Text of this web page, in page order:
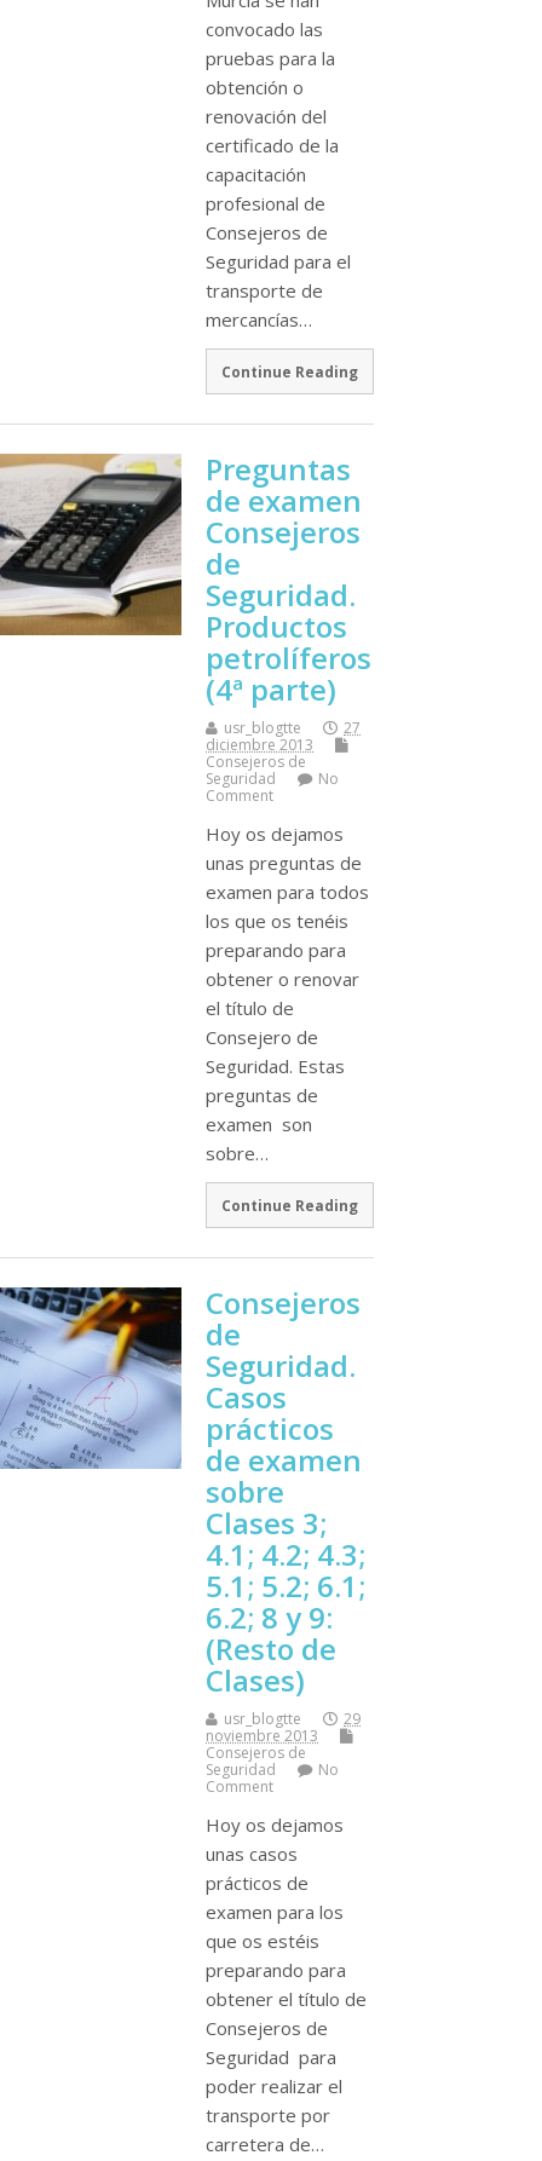
convocado las
pruebas para la
obtención o
renovación del
certificado de la
capacitación
profesional de
Consejeros de
Seguridad para el
transporte de
mercancí­as…
Continue Reading
Preguntas
de examen
Consejeros
de
Seguridad.
Productos
petrolí­feros
(4ª parte)
usr_blogtte
27
diciembre 2013
Consejeros de
Seguridad
No
Comment
Hoy os dejamos
unas preguntas de
examen para todos
los que os tenéis
preparando para
obtener o renovar
el tí­tulo de
Consejero de
Seguridad. Estas
preguntas de
examen son
sobre…
Continue Reading
Consejeros
de
Seguridad.
Casos
prácticos
de examen
sobre
Clases 3;
4.1; 4.2; 4.3;
5.1; 5.2; 6.1;
6.2; 8 y 9:
(Resto de
Clases)
usr_blogtte
29
noviembre 2013
Consejeros de
Seguridad
No
Comment
Hoy os dejamos
unas casos
prácticos de
examen para los
que os estéis
preparando para
obtener el tí­tulo de
Consejeros de
Seguridad para
poder realizar el
transporte por
carretera de…